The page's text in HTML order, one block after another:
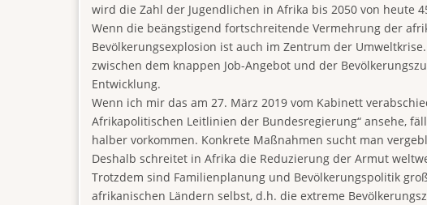
wird die Zahl der Jugendlichen in Afrika bis 2050 von heute
Wenn die beängstigend fortschreitende Vermehrung der
Bevölkerungsexplosion ist auch im Zentrum der
zwischen dem knappen Job-Angebot und der
Entwicklung.
Wenn ich mir das am 27. März 2019 vom Kabinett
Afrikapolitischen Leitlinien der Bundesregierung“ ansehe,
halber vorkommen. Konkrete Maßnahmen sucht man
Deshalb schreitet in Afrika die Reduzierung der Armut
Trotzdem sind Familienplanung und Bevölkerungspolitik
afrikanischen Ländern selbst, d.h. die extreme